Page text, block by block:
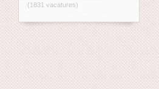
(1831 vacatures)